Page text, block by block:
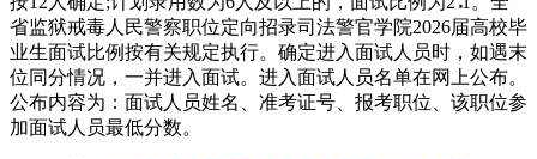
省监狱戒毒人民警察职位定向招录司法警官学院2026届高校毕
业生面试比例按有关规定执行。确定进入面试人员时，如遇末
位同分情况，一并进入面试。进入面试人员名单在网上公布。
公布内容为：面试人员姓名、准考证号、报考职位、该职位参
加面试人员最低分数。